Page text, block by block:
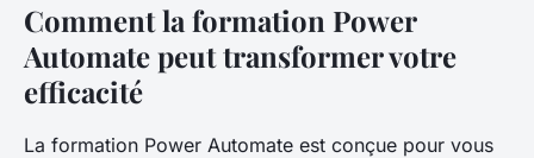
Comment la formation Power
Automate peut transformer votre
efficacité
La formation Power Automate est conçue pour vous